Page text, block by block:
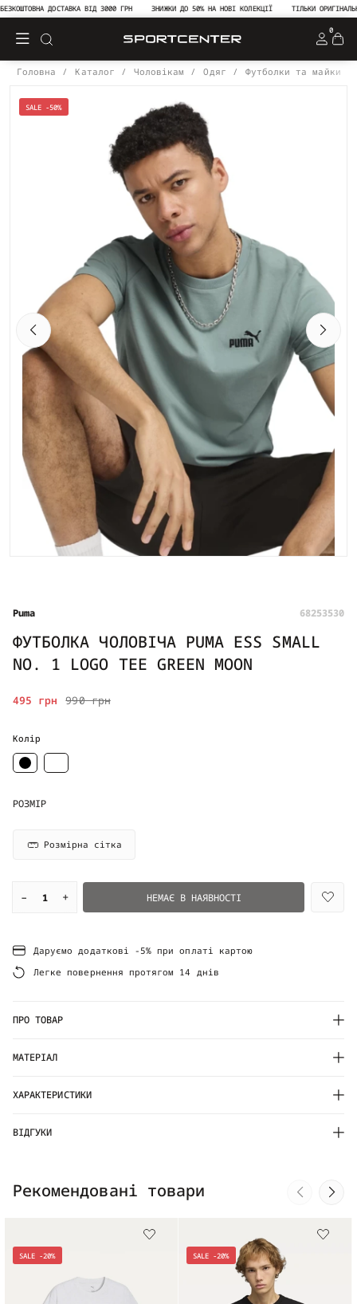
ДОСТАВКА ВІД 3000 ГРН ЗНИЖКИ ДО 50% НА НОВІ КОЛЕКЦІЇ ТІЛЬКИ ОРИГІНАЛЬНА
0
Головна Каталог Чоловікам Одяг Футболки та майки
SALE -50%
Puma 68253530
ФУТБОЛКА ЧОЛОВІЧА PUMA ESS SMALL
NO. 1 LOGO TEE GREEN MOON
990 грн
495 грн
Колір
РОЗМІР
Розмірна сітка
– + НЕМАЄ В НАЯВНОСТІ
Даруємо додаткові -5% при оплаті картою
Легке повернення протягом 14 днів
ПРО ТОВАР
МАТЕРІАЛ
ХАРАКТЕРИСТИКИ
ВІДГУКИ
Рекомендовані товари
SALE -20% SALE -20%